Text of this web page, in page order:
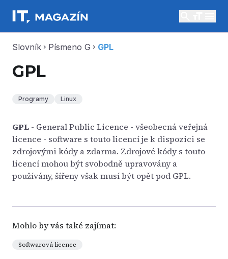
Slovník chevron_right Písmeno G chevron_right GPL
GPL
Programy Linux
GPL - General Public Licence - všeobecná veřejná
licence - software s touto licencí je k dispozici se
zdrojovými kódy a zdarma. Zdrojové kódy s touto
licencí mohou být svobodně upravovány a
používány, šířeny však musí být opět pod GPL.
Mohlo by vás také zajímat:
Softwarová licence